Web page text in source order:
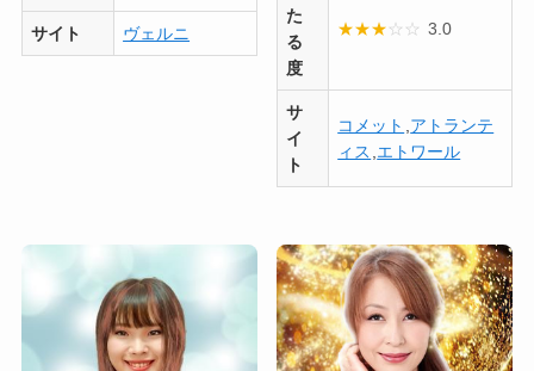
サイト ヴェルニ
た
る
度
★★★☆ ☆ 3.0
サ
イ
ト
コメット アトランテ
ィス エトワール